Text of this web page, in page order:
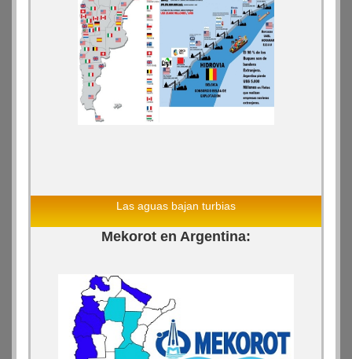
Las aguas bajan turbias
Mekorot en Argentina: